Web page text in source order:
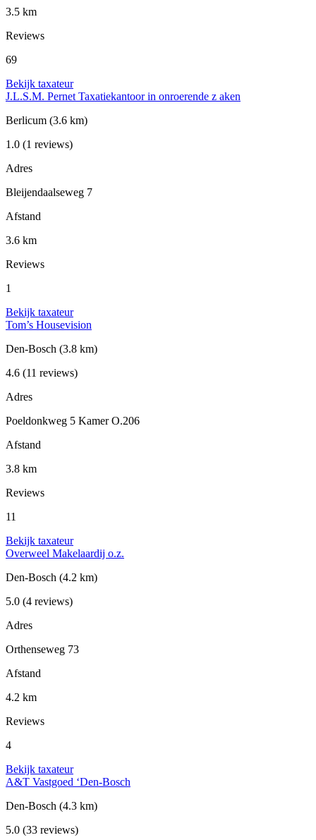
3.5 km
Reviews
69
Bekijk taxateur
J.L.S.M. Pernet Taxatiekantoor in onroerende z aken
Berlicum (3.6 km)
1.0 (1 reviews)
Adres
Bleijendaalseweg 7
Afstand
3.6 km
Reviews
1
Bekijk taxateur
Tom’s Housevision
Den-Bosch (3.8 km)
4.6 (11 reviews)
Adres
Poeldonkweg 5 Kamer O.206
Afstand
3.8 km
Reviews
11
Bekijk taxateur
Overweel Makelaardij o.z.
Den-Bosch (4.2 km)
5.0 (4 reviews)
Adres
Orthenseweg 73
Afstand
4.2 km
Reviews
4
Bekijk taxateur
A&T Vastgoed ‘Den-Bosch
Den-Bosch (4.3 km)
5.0 (33 reviews)